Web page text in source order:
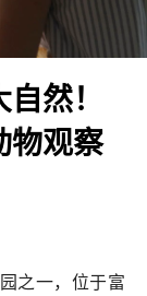
然！
物观察
之一，位于富